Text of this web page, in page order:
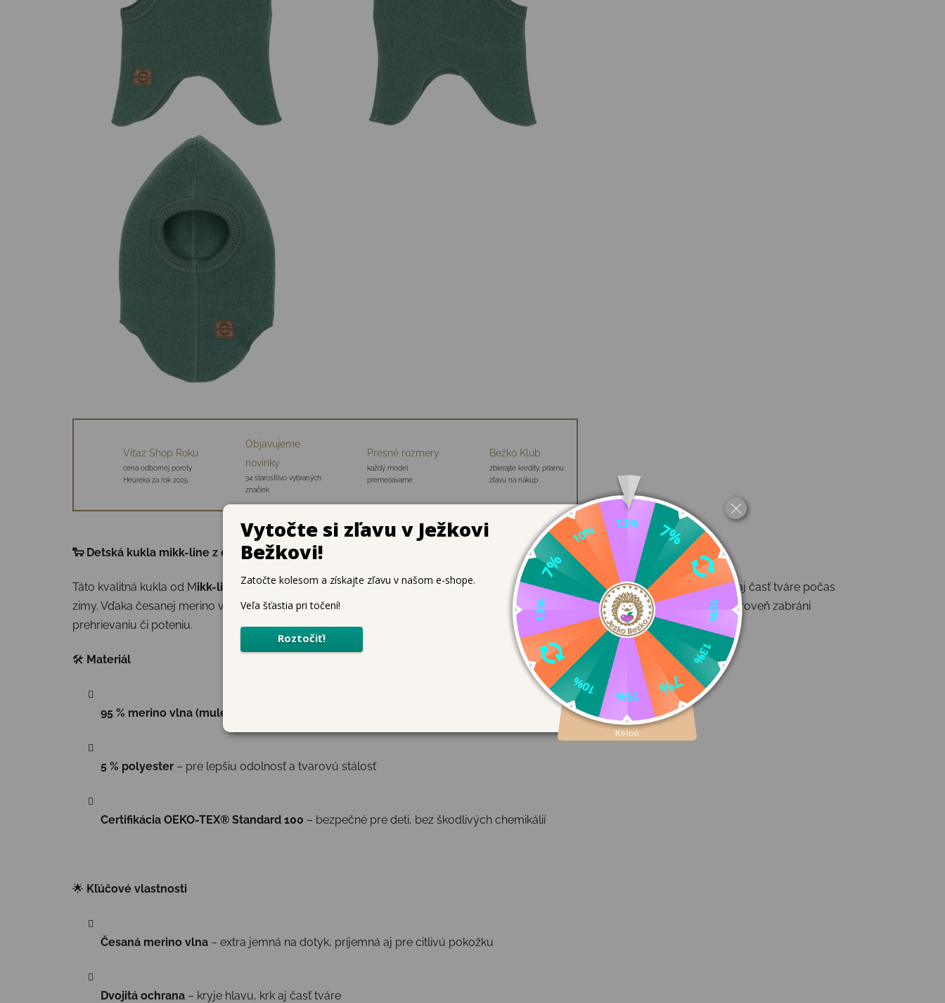
Víťaz Shop Roku
cena odbornej poroty
Heureka za rok 2025
Objavujeme
novinky
34 starostlivo vybraných
značiek
Presné rozmery
každý model
premeriavame
Bežko Klub
zbierajte kredity, priamu
zľavu na nákup
🐑 Detská kukla mikk-line z česanej merino vlny – extra hrejivá a jemná
Táto kvalitná kukla od Mikk-line
je navrhnutá pre bábätká a malé deti (veľkosti 50–104 cm) tak, aby spoľahlivo chránila hlavu, krk aj časť tváre počas
zimy. Vďaka česanej merino vlne je mäkká, priedušná a hrejivá, bez toho aby dráždila pokožku. Udrží stabilnú telesnú teplotu a zároveň zabráni
prehrievaniu či poteniu.
🛠 Materiál
95 % merino vlna (mulesing free)
5 % polyester – pre lepšiu odolnosť a tvarovú stálosť
Certifikácia OEKO-TEX® Standard 100 – bezpečné pre deti, bez škodlivých chemikálií
🌟 Kľúčové vlastnosti
Česaná merino vlna – extra jemná na dotyk, príjemná aj pre citlivú pokožku
Dvojitá ochrana – kryje hlavu, krk aj časť tváre